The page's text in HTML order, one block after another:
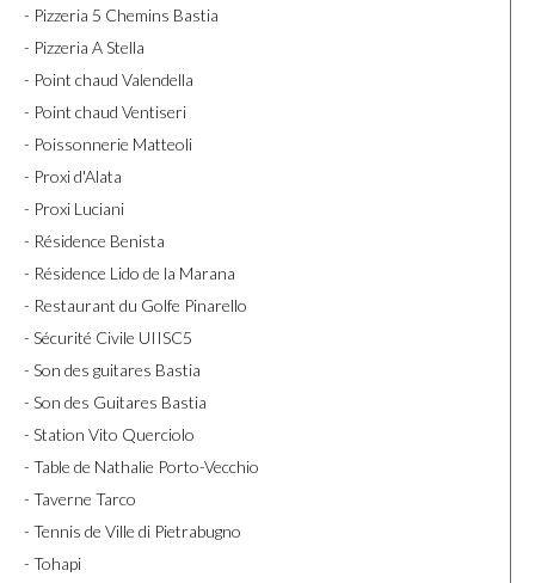
- Pizzeria 5 Chemins Bastia
- Pizzeria A Stella
- Point chaud Valendella
- Point chaud Ventiseri
- Poissonnerie Matteoli
- Proxi d'Alata
- Proxi Luciani
- Résidence Benista
- Résidence Lido de la Marana
- Restaurant du Golfe Pinarello
- Sécurité Civile UIISC5
- Son des guitares Bastia
- Son des Guitares Bastia
- Station Vito Querciolo
- Table de Nathalie Porto-Vecchio
- Taverne Tarco
- Tennis de Ville di Pietrabugno
- Tohapi